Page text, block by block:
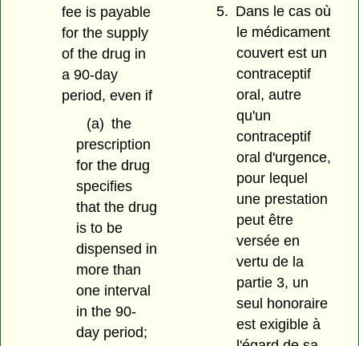
fee is payable
for the supply
of the drug in
a 90-day
period, even if
(a) the
prescription
for the drug
specifies
that the drug
is to be
dispensed in
more than
one interval
in the 90-
day period;
5. Dans le cas où
le médicament
couvert est un
contraceptif
oral, autre
qu'un
contraceptif
oral d'urgence,
pour lequel
une prestation
peut être
versée en
vertu de la
partie 3, un
seul honoraire
est exigible à